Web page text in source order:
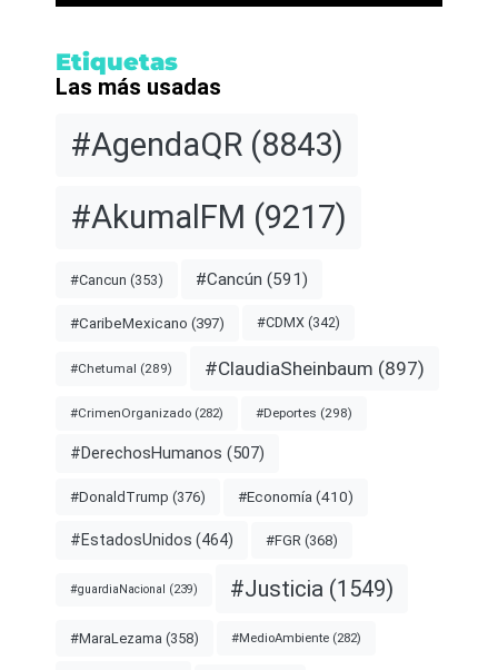
Etiquetas
Las más usadas
#AgendaQR (8843)
#AkumalFM (9217)
#Cancun (353) #Cancún (591)
#CaribeMexicano (397) #CDMX (342)
#Chetumal (289) #ClaudiaSheinbaum (897)
#CrimenOrganizado (282) #Deportes (298)
#DerechosHumanos (507)
#DonaldTrump (376) #Economía (410)
#EstadosUnidos (464) #FGR (368)
#guardiaNacional (239) #Justicia (1549)
#MaraLezama (358) #MedioAmbiente (282)